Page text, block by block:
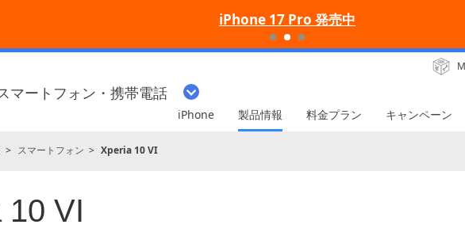
iPhone 17 Pro 発売中
マートフォン・携帯電話
iPhone 製品情報 料金プラン キャンペーン
スマートフォン Xperia 10 VI
10 VI